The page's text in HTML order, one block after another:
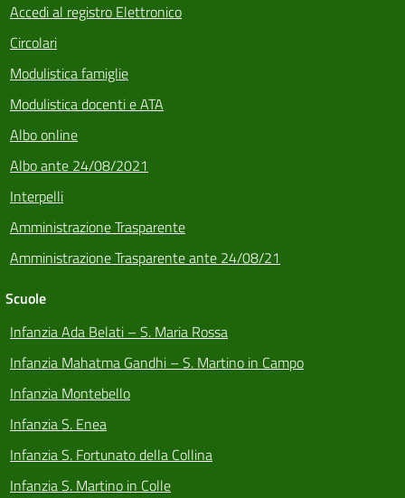
Accedi al registro Elettronico
Circolari
Modulistica famiglie
Modulistica docenti e ATA
Albo online
Albo ante 24/08/2021
Interpelli
Amministrazione Trasparente
Amministrazione Trasparente ante 24/08/21
Scuole
Infanzia Ada Belati – S. Maria Rossa
Infanzia Mahatma Gandhi – S. Martino in Campo
Infanzia Montebello
Infanzia S. Enea
Infanzia S. Fortunato della Collina
Infanzia S. Martino in Colle